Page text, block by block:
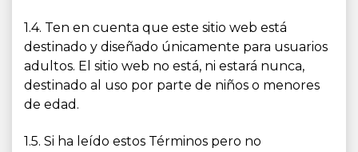
1.4. Ten en cuenta que este sitio web está
destinado y diseñado únicamente para usuarios
adultos. El sitio web no está, ni estará nunca,
destinado al uso por parte de niños o menores
de edad.
1.5. Si ha leído estos Términos pero no